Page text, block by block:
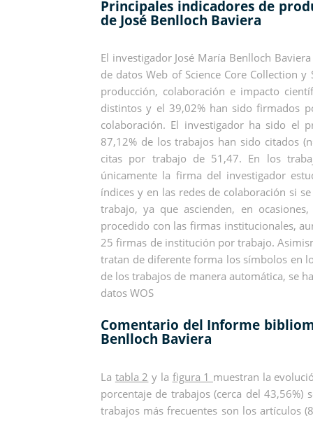
Principales indicadores de
de José Benlloch Baviera
El investigador José María Benlloch
de datos Web of Science Core Collection y
producción, colaboración e impacto
distintos y el 39,02% han sido firmados
colaboración. El investigador ha sido el
87,12% de los trabajos han sido citados
citas por trabajo de 51,47. En los
únicamente la firma del investigador
índices y en las redes de colaboración si
trabajo, ya que ascienden, en
procedido con las firmas institucionales,
25 firmas de institución por trabajo.
tratan de diferente forma los símbolos en
de los trabajos de manera automática, se
datos WOS
Comentario del Informe
Benlloch Baviera
La tabla 2 y la figura 1 muestran la
porcentaje de trabajos (cerca del
trabajos más frecuentes son los artículos